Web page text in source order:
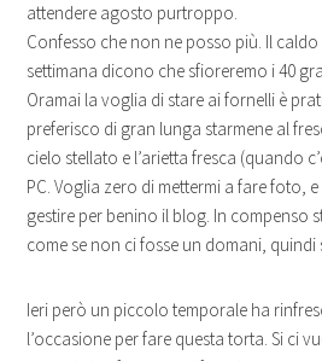
attendere agosto purtroppo.
Confesso che non ne posso più. Il
settimana dicono che sfioreremo i 40
Oramai la voglia di stare ai fornelli è
preferisco di gran lunga starmene al
cielo stellato e l’arietta fresca (quando
PC. Voglia zero di mettermi a fare foto,
gestire per benino il blog. In compenso
come se non ci fosse un domani, quindi
Ieri però un piccolo temporale ha
l’occasione per fare questa torta. Si ci